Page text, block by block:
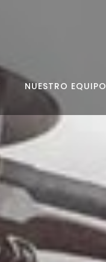
NUESTRO EQUIPO